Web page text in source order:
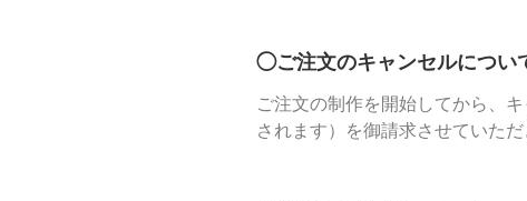
◯ご注文のキャンセルについ
ご注文の制作を開始してから、
されます）を御請求させていた